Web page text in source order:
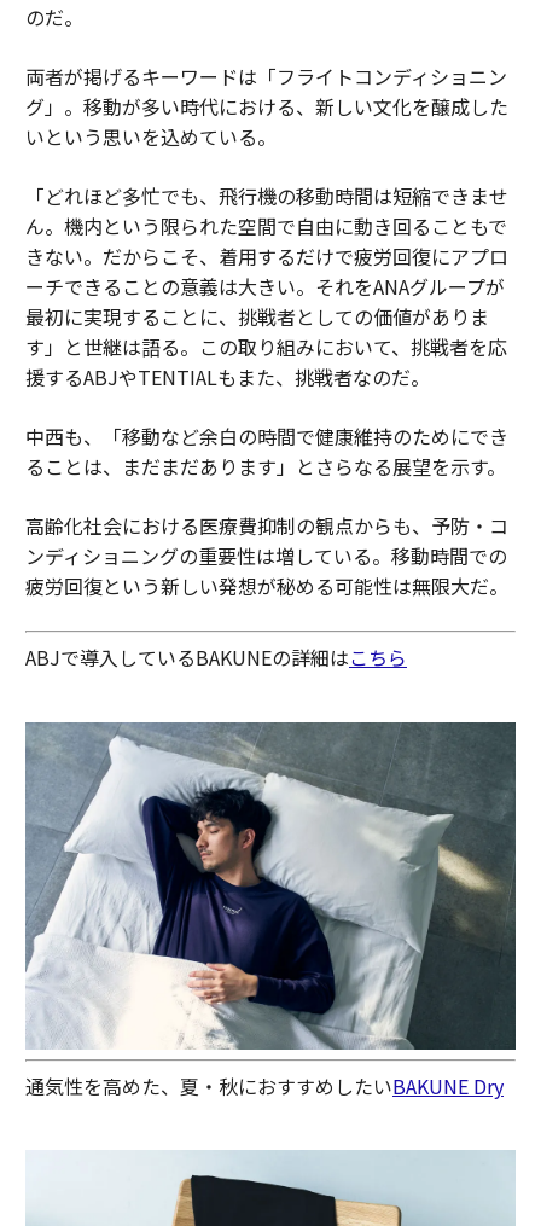
のだ。
両者が掲げるキーワードは「フライトコンディショニン
グ」。移動が多い時代における、新しい文化を醸成した
いという思いを込めている。
「どれほど多忙でも、飛行機の移動時間は短縮できませ
ん。機内という限られた空間で自由に動き回ることもで
きない。だからこそ、着用するだけで疲労回復にアプロ
ーチできることの意義は大きい。それをANAグループが
最初に実現することに、挑戦者としての価値がありま
す」と世継は語る。この取り組みにおいて、挑戦者を応
援するABJやTENTIALもまた、挑戦者なのだ。
中西も、「移動など余白の時間で健康維持のためにでき
ることは、まだまだあります」とさらなる展望を示す。
高齢化社会における医療費抑制の観点からも、予防・コ
ンディショニングの重要性は増している。移動時間での
疲労回復という新しい発想が秘める可能性は無限大だ。
ABJで導入しているBAKUNEの詳細はこちら
通気性を高めた、夏・秋におすすめしたいBAKUNE Dry